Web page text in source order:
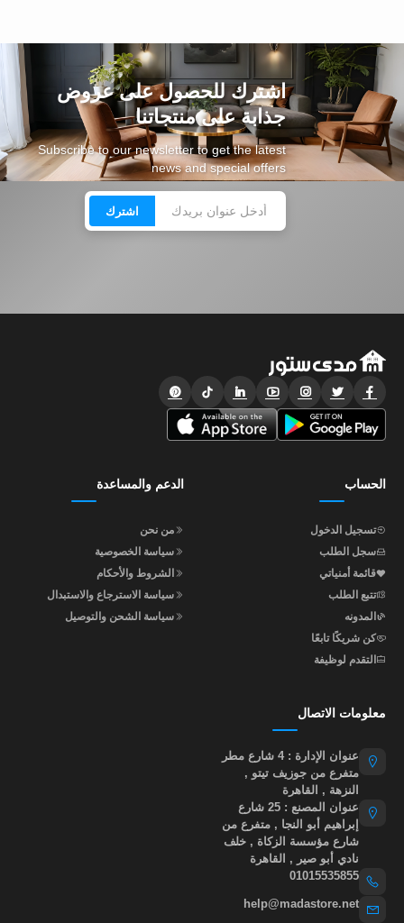
اشترك للحصول على عروض
جذابة على منتجاتنا
Subscribe to our newsletter to get the latest
news and special offers
اشترك
الحساب
تسجيل الدخول
سجل الطلب
قائمة أمنياتي
تتبع الطلب
المدونه
كن شريكًا تابعًا
التقدم لوظيفة
الدعم والمساعدة
من نحن
سياسة الخصوصية
الشروط والأحكام
سياسة الاسترجاع والاستبدال
سياسة الشحن والتوصيل
معلومات الاتصال
عنوان الإدارة : 4 شارع مطر
متفرع من جوزيف تيتو ,
النزهة , القاهرة
عنوان المصنع : 25 شارع
إبراهيم أبو النجا , متفرع من
شارع مؤسسة الزكاة , خلف
نادي أبو صير , القاهرة
01015535855
help@madastore.net